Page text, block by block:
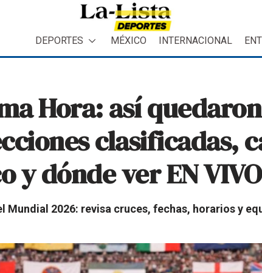
DEPORTES MÉXICO INTERNACIONAL
Hora: así
clasificadas,
y dónde ver EN
Mundial 2026: revisa cruces, fechas, horarios y